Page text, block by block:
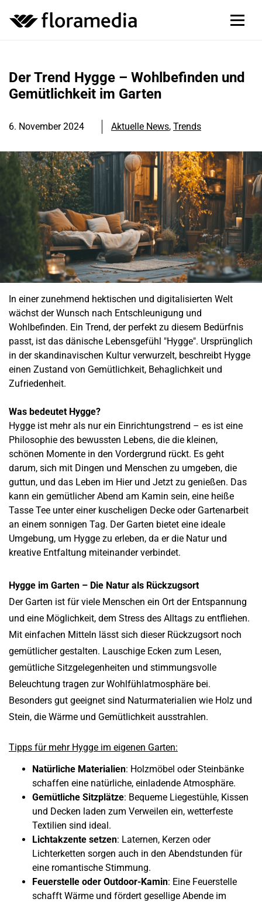
Der Trend Hygge – Wohlbefinden und
Gemütlichkeit im Garten
6. November 2024 Aktuelle News, Trends
In einer zunehmend hektischen und digitalisierten Welt
wächst der Wunsch nach Entschleunigung und
Wohlbefinden. Ein Trend, der perfekt zu diesem Bedürfnis
passt, ist das dänische Lebensgefühl "Hygge". Ursprünglich
in der skandinavischen Kultur verwurzelt, beschreibt Hygge
einen Zustand von Gemütlichkeit, Behaglichkeit und
Zufriedenheit.
Was bedeutet Hygge?
Hygge ist mehr als nur ein Einrichtungstrend – es ist eine
Philosophie des bewussten Lebens, die die kleinen,
schönen Momente in den Vordergrund rückt. Es geht
darum, sich mit Dingen und Menschen zu umgeben, die
guttun, und das Leben im Hier und Jetzt zu genießen. Das
kann ein gemütlicher Abend am Kamin sein, eine heiße
Tasse Tee unter einer kuscheligen Decke oder Gartenarbeit
an einem sonnigen Tag. Der Garten bietet eine ideale
Umgebung, um Hygge zu erleben, da er die Natur und
kreative Entfaltung miteinander verbindet.
Hygge im Garten – Die Natur als Rückzugsort
Der Garten ist für viele Menschen ein Ort der Entspannung
und eine Möglichkeit, dem Stress des Alltags zu entfliehen.
Mit einfachen Mitteln lässt sich dieser Rückzugsort noch
gemütlicher gestalten. Lauschige Ecken zum Lesen,
gemütliche Sitzgelegenheiten und stimmungsvolle
Beleuchtung tragen zur Wohlfühlatmosphäre bei.
Besonders gut geeignet sind Naturmaterialien wie Holz und
Stein, die Wärme und Gemütlichkeit ausstrahlen.
Tipps für mehr Hygge im eigenen Garten:
Natürliche Materialien: Holzmöbel oder Steinbänke
schaffen eine natürliche, einladende Atmosphäre.
Gemütliche Sitzplätze: Bequeme Liegestühle, Kissen
und Decken laden zum Verweilen ein, wetterfeste
Textilien sind ideal.
Lichtakzente setzen: Laternen, Kerzen oder
Lichterketten sorgen auch in den Abendstunden für
eine romantische Stimmung.
Feuerstelle oder Outdoor-Kamin: Eine Feuerstelle
schafft Wärme und fördert gesellige Abende im